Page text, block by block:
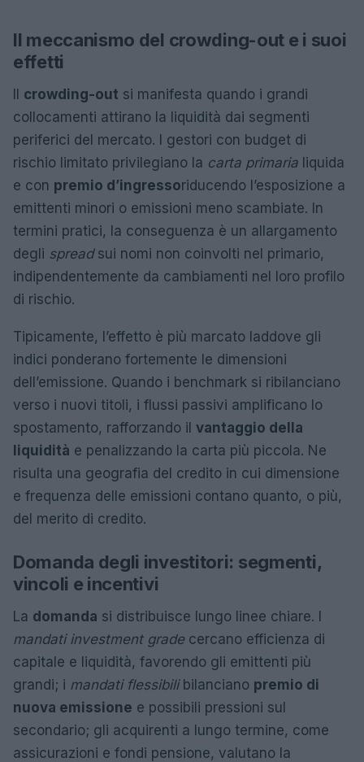
Il meccanismo del crowding-out e i suoi
effetti
crowding-out si manifesta quando i grandi
collocamenti attirano la liquidità dai segmenti
periferici del mercato. I gestori con budget di
rischio limitato privilegiano la carta primaria liquida
e con premio d’ingressoriducendo l’esposizione a
emittenti minori o emissioni meno scambiate. In
termini pratici, la conseguenza è un allargamento
degli spreadsui nomi non coinvolti nel primario,
indipendentemente da cambiamenti nel loro profilo
di rischio.
Tipicamente, l’effetto è più marcato laddove gli
indici ponderano fortemente le dimensioni
dell’emissione. Quando i benchmark si ribilanciano
verso i nuovi titoli, i flussi passivi amplificano lo
spostamento, rafforzando il vantaggio della
liquidità e penalizzando la carta più piccola. Ne
risulta una geografia del credito in cui dimensione
e frequenza delle emissioni contano quanto, o più,
del merito di credito.
Domanda degli investitori: segmenti,
vincoli e incentivi
La domanda si distribuisce lungo linee chiare. I
mandati investment gradecercano efficienza di
capitale e liquidità, favorendo gli emittenti più
grandi; i mandati flessibilibilanciano premio di
nuova emissione e possibili pressioni sul
secondario; gli acquirenti a lungo termine, come
assicurazioni e fondi pensione, valutano la